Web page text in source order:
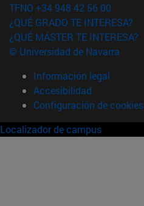
TFNO +34 948 42 56 00
¿QUÉ GRADO TE INTERESA?
¿QUÉ MÁSTER TE INTERESA?
© Universidad de Navarra
Información legal
Accesibilidad
Configuración de cookies
Localizador de campus